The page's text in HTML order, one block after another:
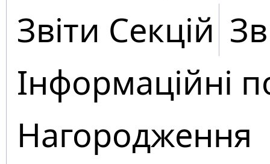
Звіти Секцій
Інформаційні
Нагородження